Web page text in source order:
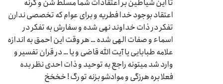
تا این شیاطین بر اعتقادات شما مسلط شن و گرنه
اعتقاد بوجود خدا فطریه و برای عوام که تخصصی ندارن
تفکر در ذات خداوند نهی شده و سفارش به تفکر در
اسماء و صفات الهی شده … هر وقت این احمق به اندازه
علامه طبابایی یا آیت الله قاضی و یا … در قران تفسیر و
وارد شد میتونه راجع به توحید و ذات احدی نظر بده
فعلا بره هرزگی و موادشو بزنه تو رگ ! خخخخ